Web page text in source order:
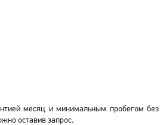
месяц и минимальным пробегом без
оставив запрос.